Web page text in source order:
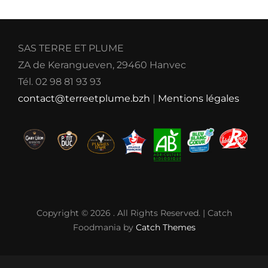
SAS TERRE ET PLUME
ZA de Kerangueven, 29460 Hanvec
Tél. 02 98 81 93 93
contact@terreetplume.bzh | Mentions légales
Copyright © 2026 . All Rights Reserved. | Catch
Foodmania by Catch Themes